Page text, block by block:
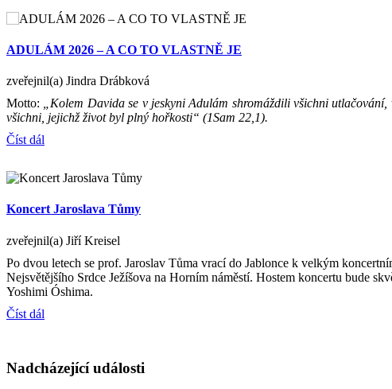
ADULÁM 2026 – A CO TO VLASTNĚ JE
zveřejnil(a) Jindra Drábková
Motto:
„Kolem Davida se v jeskyni Adulám shromáždili všichni
všichni, jejichž život byl plný hořkosti“ (1Sam 22,1).
Číst dál
Koncert Jaroslava Tůmy
zveřejnil(a) Jiří Kreisel
Po dvou letech se prof. Jaroslav Tůma vrací do Jablonce k velkým
Nejsvětějšího Srdce Ježíšova na Horním náměstí. Hostem koncertu bude
Yoshimi Óshima.
Číst dál
Nadcházející události